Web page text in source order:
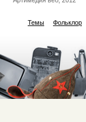
Темы Фольклор